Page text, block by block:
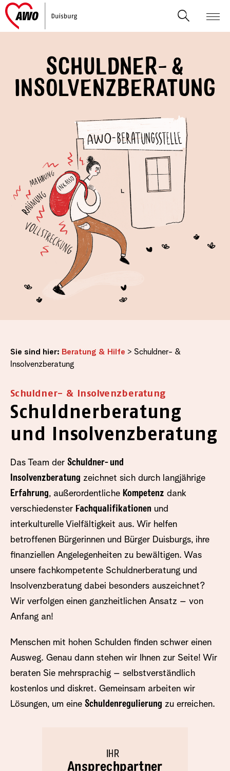
SCHULDNER- &
INSOLVENZBERATUNG
Sie sind hier: Beratung & Hilfe > Schuldner- &
Insolvenzberatung
Schuldner- & Insolvenzberatung
Schuldnerberatung
und Insolvenzberatung
Das Team der Schuldner- und
Insolvenzberatung zeichnet sich durch langjährige
Erfahrung, außerordentliche Kompetenz dank
verschiedenster Fachqualifikationen und
interkulturelle Vielfältigkeit aus. Wir helfen
betroffenen Bürgerinnen und Bürger Duisburgs, ihre
finanziellen Angelegenheiten zu bewältigen. Was
unsere fachkompetente Schuldnerberatung und
Insolvenzberatung dabei besonders auszeichnet?
Wir verfolgen einen ganzheitlichen Ansatz – von
Anfang an!
Menschen mit hohen Schulden finden schwer einen
Ausweg. Genau dann stehen wir Ihnen zur Seite! Wir
beraten Sie mehrsprachig – selbstverständlich
kostenlos und diskret. Gemeinsam arbeiten wir
Lösungen, um eine Schuldenregulierung zu erreichen.
IHR
Ansprechpartner